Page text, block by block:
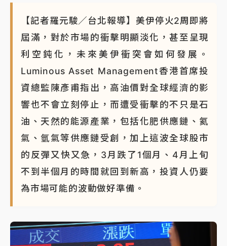
任 預算難關如何解？
蔣萬安的建中同學！47歲法律學霸戰桃園 公開上任首
要3件事
【記者羅元駿／台北報導】美伊停火2周即將
屆滿，對於市場的衝擊明顯淡化，甚至呈現
利空鈍化，未來美伊衝突會如何發展。
Luminous Asset Management香港首席投
資總監陳彥甫指出，高油價對全球經濟的影
響也不會立刻停止，而遭受衝擊的不只是石
油、天然的能源產業，包括化肥供應鏈、氦
氣、氫氣等供應鏈受創，加上這波全球股市
的反彈又快又急，3月跌了1個月、4月上旬
不到半個月的時間就回到新高，投資人仍要
為市場可能的波動做好準備。